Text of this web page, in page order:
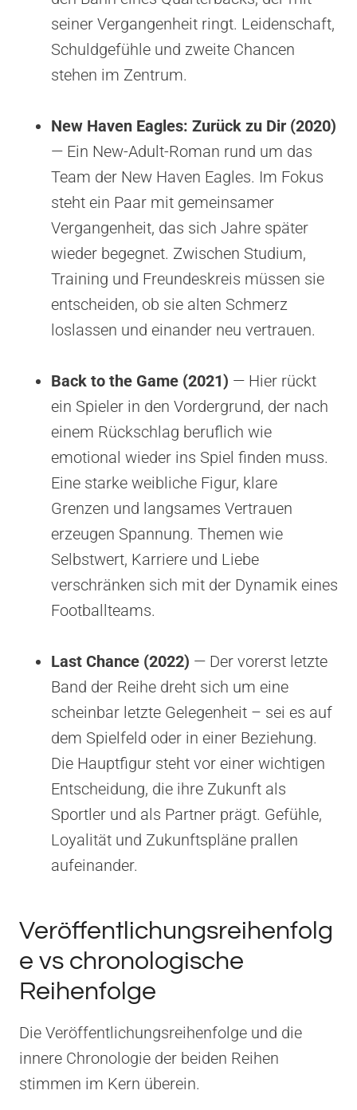
seiner Vergangenheit ringt. Leidenschaft,
Schuldgefühle und zweite Chancen
stehen im Zentrum.
New Haven Eagles: Zurück zu Dir (2020)
— Ein New-Adult-Roman rund um das
Team der New Haven Eagles. Im Fokus
steht ein Paar mit gemeinsamer
Vergangenheit, das sich Jahre später
wieder begegnet. Zwischen Studium,
Training und Freundeskreis müssen sie
entscheiden, ob sie alten Schmerz
loslassen und einander neu vertrauen.
Back to the Game (2021) — Hier rückt
ein Spieler in den Vordergrund, der nach
einem Rückschlag beruflich wie
emotional wieder ins Spiel finden muss.
Eine starke weibliche Figur, klare
Grenzen und langsames Vertrauen
erzeugen Spannung. Themen wie
Selbstwert, Karriere und Liebe
verschränken sich mit der Dynamik eines
Footballteams.
Last Chance (2022) — Der vorerst letzte
Band der Reihe dreht sich um eine
scheinbar letzte Gelegenheit – sei es auf
dem Spielfeld oder in einer Beziehung.
Die Hauptfigur steht vor einer wichtigen
Entscheidung, die ihre Zukunft als
Sportler und als Partner prägt. Gefühle,
Loyalität und Zukunftspläne prallen
aufeinander.
Veröffentlichungsreihenfolg
e vs chronologische
Reihenfolge
Die Veröffentlichungsreihenfolge und die
innere Chronologie der beiden Reihen
stimmen im Kern überein.